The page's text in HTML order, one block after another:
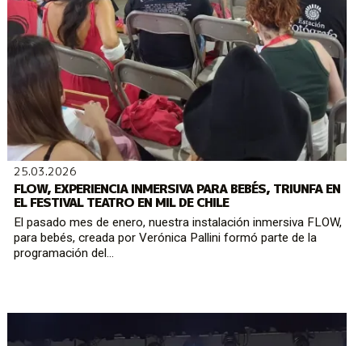
25.03.2026
FLOW, EXPERIENCIA INMERSIVA PARA BEBÉS, TRIUNFA EN
EL FESTIVAL TEATRO EN MIL DE CHILE
El pasado mes de enero, nuestra instalación inmersiva FLOW,
para bebés, creada por Verónica Pallini formó parte de la
programación del...